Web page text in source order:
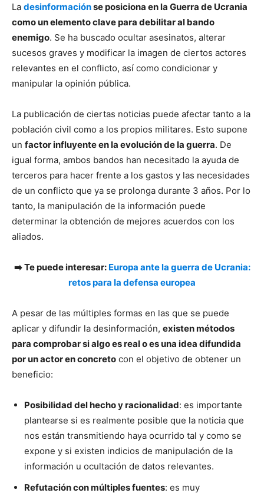
La desinformaciónse posiciona en la Guerra de Ucrania
como un elemento clave para debilitar al bando
enemigo. Se ha buscado ocultar asesinatos, alterar
sucesos graves y modificar la imagen de ciertos actores
relevantes en el conflicto, así como condicionar y
manipular la opinión pública.
La publicación de ciertas noticias puede afectar tanto a la
población civil como a los propios militares. Esto supone
un factor influyente en la evolución de la guerra. De
igual forma, ambos bandos han necesitado la ayuda de
terceros para hacer frente a los gastos y las necesidades
de un conflicto que ya se prolonga durante 3 años. Por lo
tanto, la manipulación de la información puede
determinar la obtención de mejores acuerdos con los
aliados.
➡️ Te puede interesar: Europa ante la guerra de Ucrania:
retos para la defensa europea
A pesar de las múltiples formas en las que se puede
aplicar y difundir la desinformación, existen métodos
para comprobar si algo es real o es una idea difundida
por un actor en concreto con el objetivo de obtener un
beneficio:
Posibilidad del hecho y racionalidad: es importante
plantearse si es realmente posible que la noticia que
nos están transmitiendo haya ocurrido tal y como se
expone y si existen indicios de manipulación de la
información u ocultación de datos relevantes.
Refutación con múltiples fuentes: es muy